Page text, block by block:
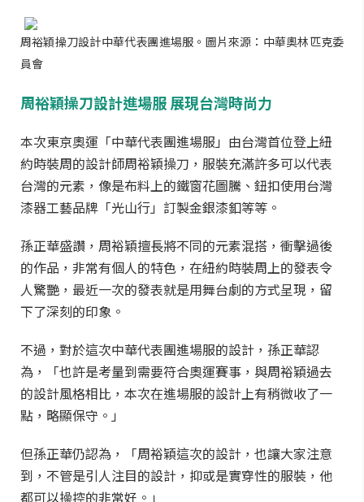
周裕穎操刀設計中華代表團進場服。圖片來源：中華奧林匹克委
員會
周裕穎操刀設計進場服展現台灣時尚力
本次東京奧運「中華代表團進場服」由台灣首位登上紐
約時裝周的設計師周裕穎操刀，服裝充滿許多可以代表
台灣的元素，像是布料上的鐵窗花圖騰、鈕扣使用台灣
漆器工藝品牌「光山行」訂製金銀漆釦等等。
孫正華盛讚，周裕穎擅長將不同的元素混搭，衝擊過後
的作品，非常有個人的特色，在紐約時裝周上的發表令
人驚艷，最近一次的發表就是用舞台劇的方式呈現，留
下了深刻的印象。
不過，對於這次中華代表團進場服的設計，孫正華認
為，「也許是考量到需要符合奧運賽事，與周裕穎過去
的設計風格相比，本次在進場服的設計上有稍微收了一
點，略顯保守。」
但孫正華仍認為，「周裕穎這次的設計，也讓大家注意
到，不管是引人注目的設計，抑或是實穿性的服裝，他
都可以操控的非常好。」